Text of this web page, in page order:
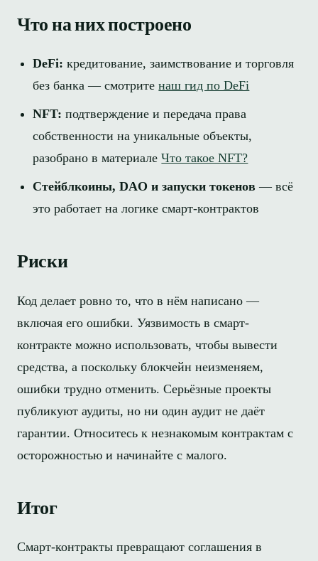
Что на них построено
DeFi: кредитование, заимствование и торговля
без банка — смотритенаш гид по DeFi
NFT: подтверждение и передача права
собственности на уникальные объекты,
разобрано в материалеЧто такое NFT?
Стейблкоины, DAO и запуски токенов — всё
это работает на логике смарт-контрактов
Риски
Код делает ровно то, что в нём написано —
включая его ошибки. Уязвимость в смарт-
контракте можно использовать, чтобы вывести
средства, а поскольку блокчейн неизменяем,
ошибки трудно отменить. Серьёзные проекты
публикуют аудиты, но ни один аудит не даёт
гарантии. Относитесь к незнакомым контрактам с
осторожностью и начинайте с малого.
Итог
Смарт-контракты превращают соглашения в